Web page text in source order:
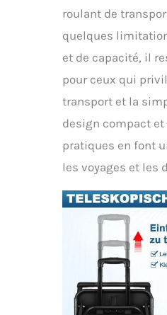
roulant de
quelques
et de capacité, il
pour ceux qui
transport et la
design compact
pratiques en font
les voyages et les